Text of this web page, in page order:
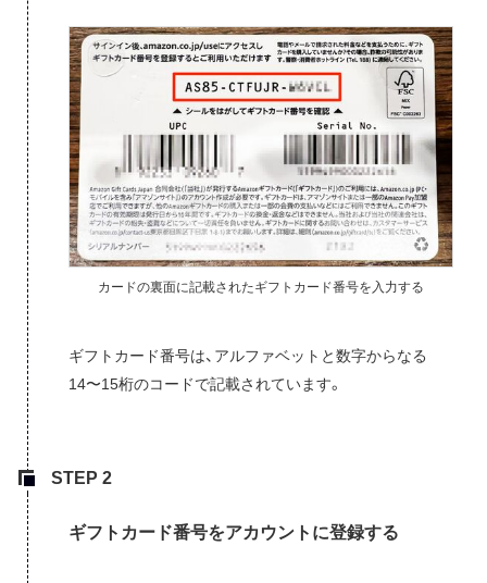
カードの裏面に記載されたギフトカード番号を入力する
ギフトカード番号は、アルファベットと数字からなる
14〜15桁のコードで記載されています。
ギフトカード番号をアカウントに登録する